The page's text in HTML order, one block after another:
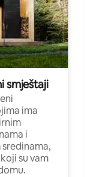
smještaji
ima
i
su vam